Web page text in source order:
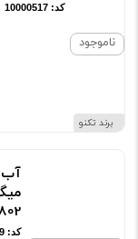
برند تکنو